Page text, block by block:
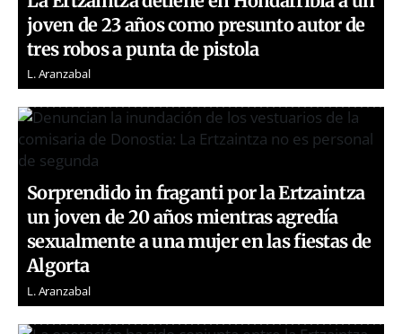
joven de 23 años como presunto autor de
tres robos a punta de pistola
L. Aranzabal
Sorprendido in fraganti por la Ertzaintza
un joven de 20 años mientras agredía
sexualmente a una mujer en las fiestas de
Algorta
L. Aranzabal